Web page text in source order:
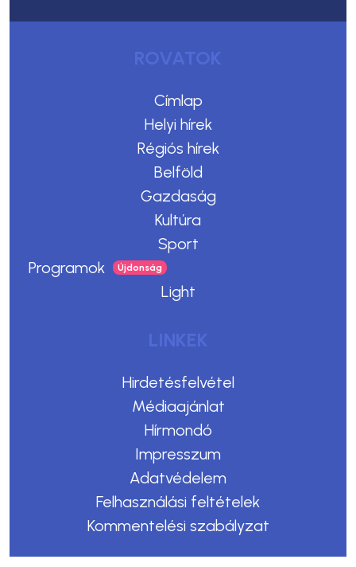
ROVATOK
Címlap
Helyi hírek
Régiós hírek
Belföld
Gazdaság
Kultúra
Sport
Programok
Light
LINKEK
Hirdetésfelvétel
Médiaajánlat
Hírmondó
Impresszum
Adatvédelem
Felhasználási feltételek
Kommentelési szabályzat